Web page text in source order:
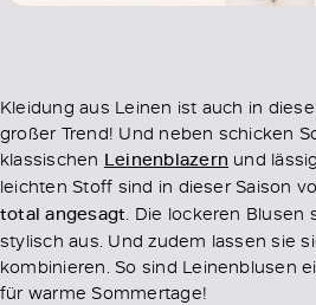
Kleidung aus Leinen ist auch in
großer Trend! Und neben schicken
klassischen Leinenblazern und
leichten Stoff sind in dieser Saison
total angesagt . Die lockeren
stylisch aus. Und zudem lassen sie
kombinieren. So sind Leinenblusen
für warme Sommertage!